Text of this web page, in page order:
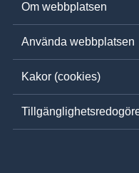
Om webbplatsen
Använda webbplatsen
Kakor (cookies)